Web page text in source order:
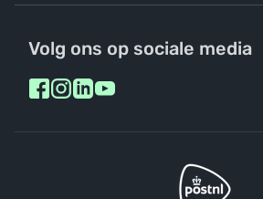
Volg ons op sociale media